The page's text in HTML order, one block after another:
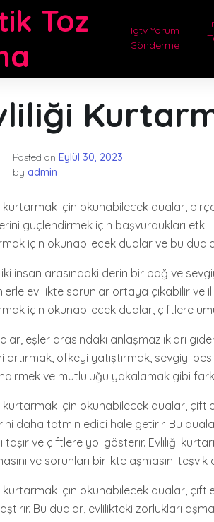
Toz
Igtv Yorum
Gönderme
Posted on Eylül 30, 2023
by admin
kurtarmak için okunabilecek dualar,
güçlendirmek için başvurdukları
için okunabilecek dualar ve bu
iki insan arasındaki derin bir bağ ve
evlilikte sorunlar ortaya çıkabilir ve
için okunabilecek dualar, çiftlere
eşler arasındaki anlaşmazlıkları
artırmak, öfkeyi yatıştırmak, sevgiyi
ve mutluluğu yakalamak gibi
kurtarmak için okunabilecek dualar,
daha tatmin edici hale getirir. Bu
taşır ve çiftlere yol gösterir. Evliliği
ve sorunları birlikte aşmasını teşvik
kurtarmak için okunabilecek dualar,
Bu dualar, evlilikteki zorlukları